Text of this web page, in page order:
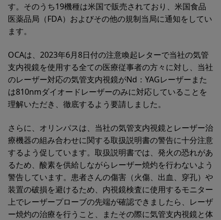
す。そのうち19機種は米国で販売されており、米国食品
医薬品局（FDA）およびその他の規制当局に通知をしてい
ます。
OCAは、2023年6月8日付の注意喚起レターで当社の気管
支内視鏡を使用する全ての医療従事者の方々に対し、当社
のレーザー対応の気管支内視鏡がNd：YAGレーザーまた
は810nmダイオードレーザーのみに対応していることを
理解いただき、徹底するよう要請しました。
さらに、オリンパスは、当社の気管支内視鏡とレーザー治
療機器の組み合わせに関する取扱説明書の警告に十分注意
するよう促しています。取扱説明書では、発火の恐れがあ
るため、酸素を供給しながらレーザー焼灼を行わないよう
警告しています。患者さんの傷害（火傷、出血、穿孔）や
装置の破損を避けるため、内視鏡検査に使用するモニター
上でレーザープローブの先端が確認できましたら、レーザ
ー焼灼の治療を行うこと、またその際に気管支内視鏡と体